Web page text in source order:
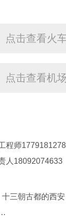
点击查看火
点击查看机
程师
负责人
三朝古都的西